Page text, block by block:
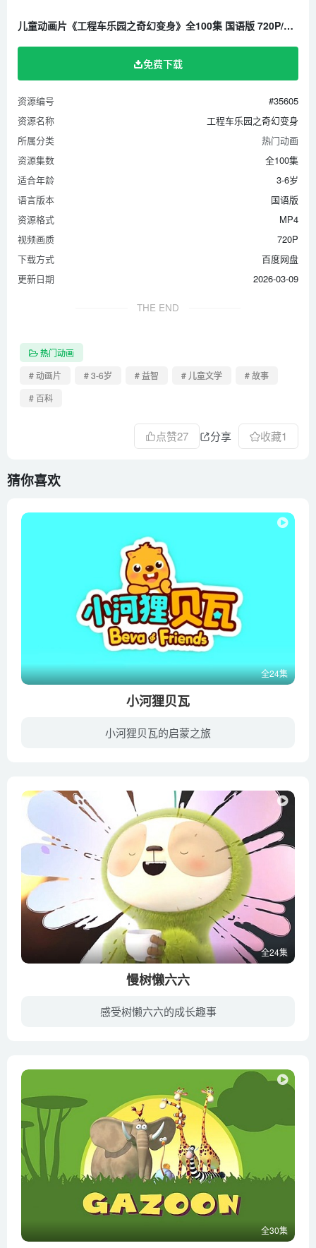
34. 拉货的翻斗车
35. 打保龄球
37. 拉水果
38. 彩蛋
39. 糖果
40. 染色
41. 运输车
42. 球
43. 礼盒
44. 拼车
45. 变色球
46. 水果
49. 回家
50. 工程车树
51. 方块变车
55. 换轮胎
57. 踢足球
61. 水果与工程车
62. 土里的多彩工程车
64. 魔术
65. 礼盒
70. 玩球
71. 染色缸
72. 组装工程车
73. 收割水果
74. 树上的皮皮
75. 变色路
76. 不同颜色的工程车比赛
78. 水果糖
83. 工程车拉小动物
85. 球
86. 砸箱子
87. 搬箱子
88. 土里的车
89. 油漆桶染色
91. 组装工程车
儿童动画片《工程车乐园之奇幻变身》全100集 国语版 720P/MP4/580M 百度云网盘下载
免费下载
资源编号
#35605
资源名称
工程车乐园之奇幻变身
所属分类
热门动画
资源集数
全100集
适合年龄
3-6岁
语言版本
国语版
资源格式
MP4
视频画质
720P
下载方式
百度网盘
更新日期
2026-03-09
THE END
热门动画
# 动画片
# 3-6岁 # 益智 # 儿童文学
# 故事
# 百科
点赞27 分享 收藏1
猜你喜欢
全24集
小河狸贝瓦
小河狸贝瓦的启蒙之旅
全24集
慢树懒六六
感受树懒六六的成长趣事
全30集